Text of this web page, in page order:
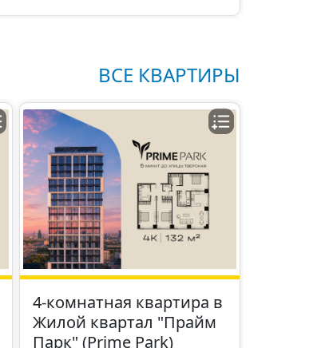
ВСЕ КВАРТИРЫ
4-комнатная квартира в
Жилой квартал "Прайм
Парк" (Prime Park)